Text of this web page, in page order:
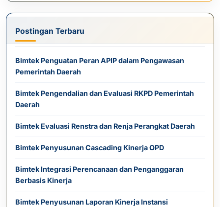
Postingan Terbaru
Bimtek Penguatan Peran APIP dalam Pengawasan
Pemerintah Daerah
Bimtek Pengendalian dan Evaluasi RKPD Pemerintah
Daerah
Bimtek Evaluasi Renstra dan Renja Perangkat Daerah
Bimtek Penyusunan Cascading Kinerja OPD
Bimtek Integrasi Perencanaan dan Penganggaran
Berbasis Kinerja
Bimtek Penyusunan Laporan Kinerja Instansi